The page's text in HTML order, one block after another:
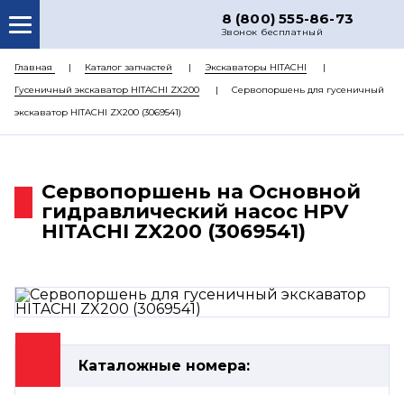
8 (800) 555-86-73
Звонок бесплатный
О НАС
КАТАЛОГ ЗАПЧАСТЕЙ
РЕМОНТ
ЦЕНЫ
КОНТАКТЫ
Главная Каталог запчастей
Экскаваторы HITACHI
Гусеничный экскаватор HITACHI ZX200
Сервопоршень для гусеничный
экскаватор HITACHI ZX200 (3069541)
Сервопоршень на Основной
гидравлический насос HPV
HITACHI ZX200 (3069541)
Каталожные номера: